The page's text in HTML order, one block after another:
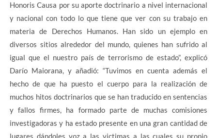
Honoris Causa por su aporte doctrinario a nivel internacional
y nacional con todo lo que tiene que ver con su trabajo en
materia de Derechos Humanos. Han sido un ejemplo en
diversos sitios alrededor del mundo, quienes han sufrido al
igual que el nuestro país de terrorismo de estado”, explicó
Darío Maiorana, y añadió: “Tuvimos en cuenta además el
hecho de que ha puesto el cuerpo para la realización de
muchos hitos doctrinarios que se han traducido en sentencias
y fallos firmes, ha formado parte de muchas comisiones
investigadoras y ha estado presente en una gran cantidad de